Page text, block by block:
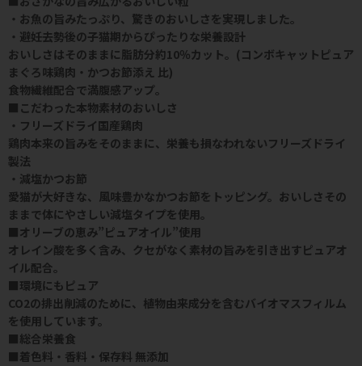
・お魚の旨みたっぷり、驚きのおいしさを実現しました。
・避妊去勢後の子猫期からぴったりな栄養設計
おいしさはそのままに脂肪分約10％カット。(コンボキャットピュア
まぐろ味鶏肉・かつお節添え 比)
食物繊維配合で満腹感アップ。
■こだわった本物素材のおいしさ
・フリーズドライ国産鶏肉
鶏肉本来の旨みをそのままに、栄養も損なわれないフリーズドライ
製法
・減塩かつお節
愛猫が大好きな、風味豊かなかつお節をトッピング。おいしさその
ままで体にやさしい減塩タイプを使用。
■オリーブの恵み”ピュアオイル”使用
オレイン酸を多く含み、クセがなく素材の旨みを引き出すピュアオ
イル配合。
■環境にもピュア
CO2の排出削減のために、植物由来成分を含むバイオマスフィルム
を使用しています。
■総合栄養食
■着色料・香料・保存料 無添加